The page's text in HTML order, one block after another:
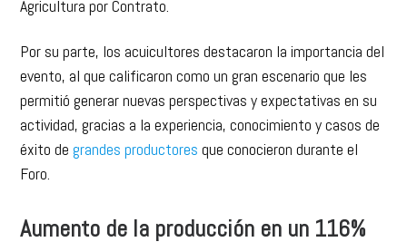
Agricultura por Contrato.
Por su parte, los acuicultores destacaron la importancia del
evento, al que calificaron como un gran escenario que les
permitió generar nuevas perspectivas y expectativas en su
actividad, gracias a la experiencia, conocimiento y casos de
éxito de grandes productores que conocieron durante el
Foro.
Aumento de la producción en un 116%